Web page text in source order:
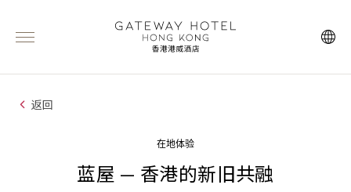
返回
在地体验
蓝屋 — 香港的新旧共融